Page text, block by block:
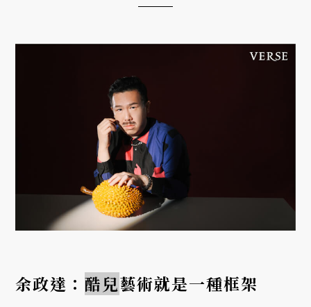
余政達：酷兒藝術就是一種框架